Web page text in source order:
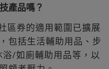
產品嗎？
區券的適用範圍已擴展
包括生活輔助用品、步
/如廁輔助用品等，以